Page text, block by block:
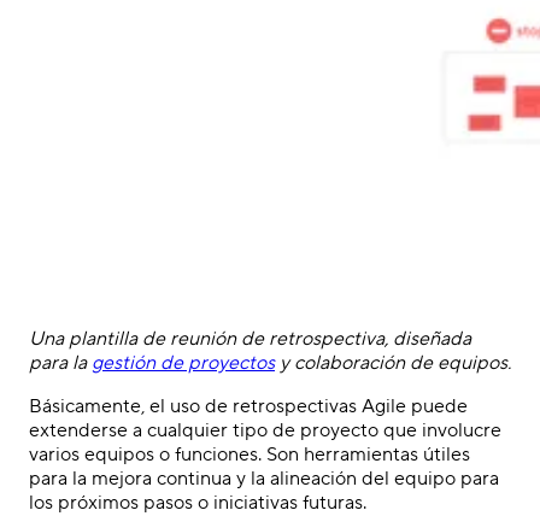
Una plantilla de reunión de retrospectiva, diseñada
para la gestión de proyectosy colaboración de equipos.
Básicamente, el uso de retrospectivas Agile puede
extenderse a cualquier tipo de proyecto que involucre
varios equipos o funciones. Son herramientas útiles
para la mejora continua y la alineación del equipo para
los próximos pasos o iniciativas futuras.